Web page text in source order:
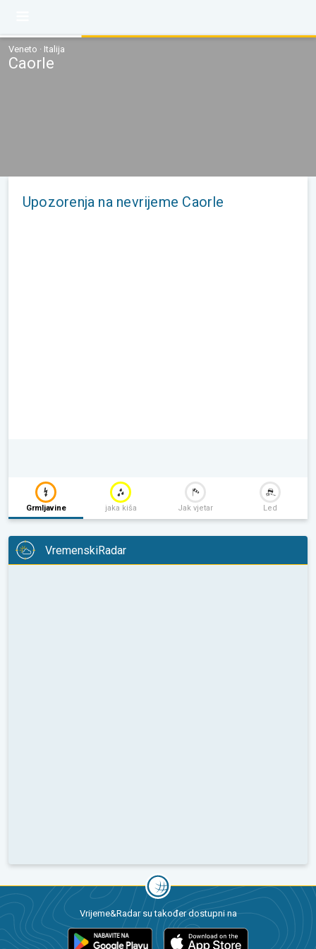
Veneto · Italija
Caorle
Upozorenja na nevrijeme Caorle
Grmljavine jaka kiša Jak vjetar Led
VremenskiRadar
Vrijeme&Radar su također dostupni na